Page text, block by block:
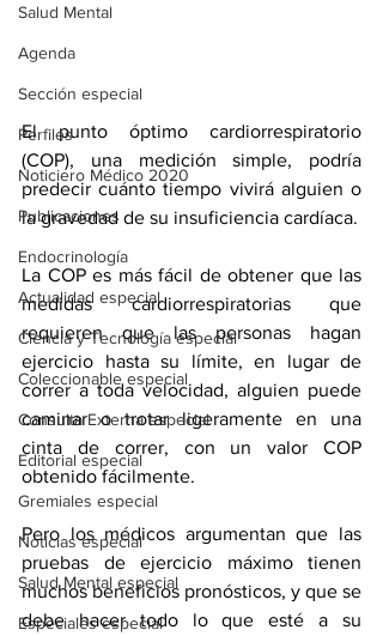
Salud Mental
Agenda
Sección especial
Perfiles
Noticiero Médico 2020
Publicaciones
Endocrinología
Actualidad especial
Ciencia y Tecnología especial
Coleccionable especial
Consulta Externa especial
Editorial especial
Gremiales especial
Noticias especial
Salud Mental especial
Especiales especial
El punto óptimo cardiorrespiratorio
(COP), una medición simple, podría
predecir cuánto tiempo vivirá alguien o
la gravedad de su insuficiencia cardíaca.
La COP es más fácil de obtener que las
medidas cardiorrespiratorias que
requieren que las personas hagan
ejercicio hasta su límite, en lugar de
correr a toda velocidad, alguien puede
caminar o trotar ligeramente en una
cinta de correr, con un valor COP
obtenido fácilmente.
Pero los médicos argumentan que las
pruebas de ejercicio máximo tienen
muchos beneficios pronósticos, y que se
debe hacer todo lo que esté a su